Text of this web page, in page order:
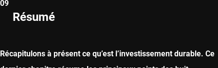
09
Résumé
Récapitulons à présent ce qu’est l’investissement durable. Ce